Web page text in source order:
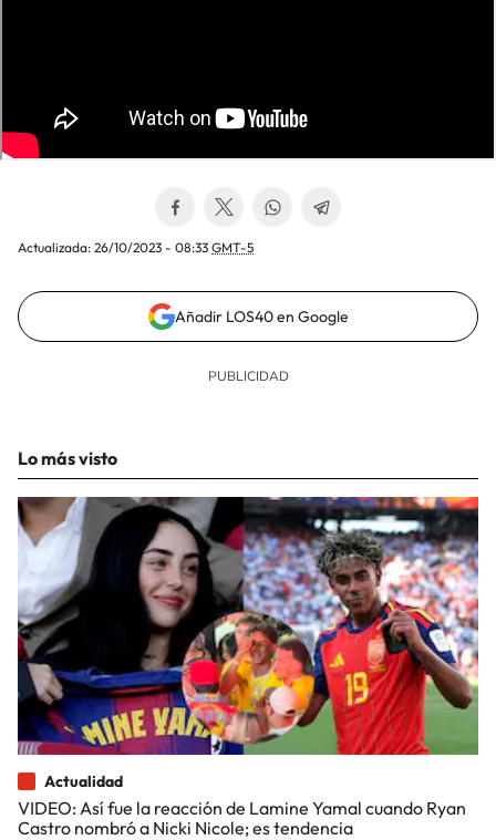
Actualizada: 26/10/2023 - 08:33 GMT-5
Añadir LOS40 en Google
Lo más visto
Actualidad
VIDEO: Así fue la reacción de Lamine Yamal cuando Ryan
Castro nombró a Nicki Nicole; es tendencia